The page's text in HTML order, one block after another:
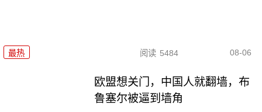
最热 阅读 5484 08-06
欧盟想关门，中国人就翻墙，布
鲁塞尔被逼到墙角